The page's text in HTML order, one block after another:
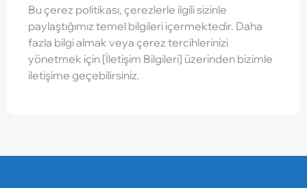
Bu çerez politikası, çerezlerle ilgili sizinle
paylaştığımız temel bilgileri içermektedir. Daha
fazla bilgi almak veya çerez tercihlerinizi
yönetmek için [İletişim Bilgileri] üzerinden bizimle
iletişime geçebilirsiniz.